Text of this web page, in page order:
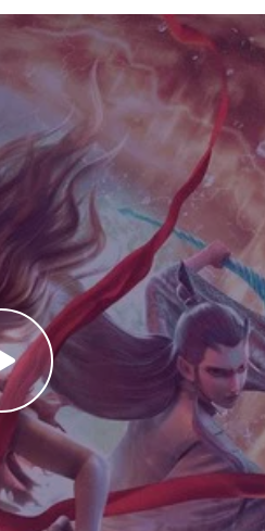
modernă 3D cu influențe
fiecare moment aduce o nouă
tail SEO incluse
animație chinezesc Ne Zha
fără întreruperi” 🎯 Cum poți
română pentru o experiență
este un film care depășește
ceilalți te condamnă. Cu o
merită un loc special pe
poate deveni un simbol al